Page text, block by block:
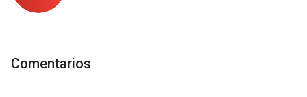
Comentarios